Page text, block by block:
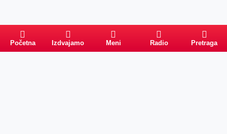
Početna Izdvajamo Meni Radio Pretraga